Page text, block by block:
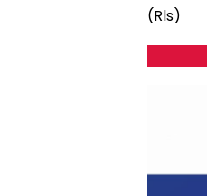
(Rls)